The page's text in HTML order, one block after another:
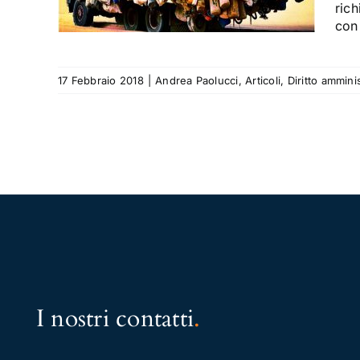
17 Febbraio 2018 Andrea Paolucci,Articoli, Diritto
I nostri contatti.